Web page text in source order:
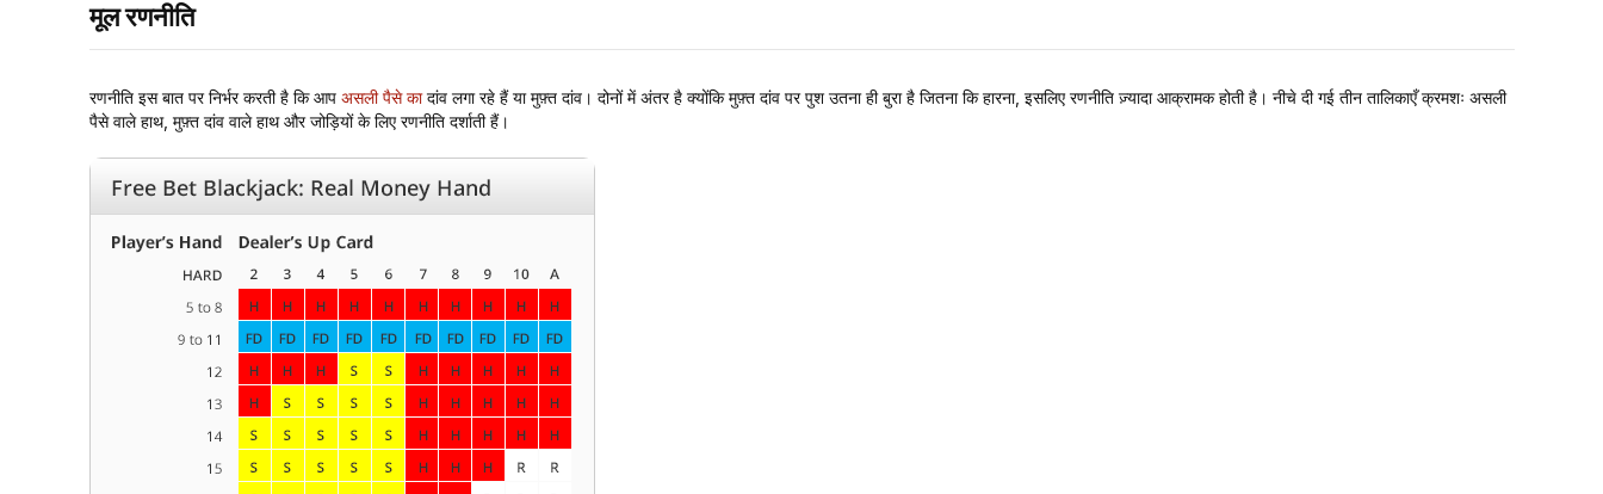
मूल रणनीति
रणनीति इस बात पर निर्भर करती है कि आप असली पैसे कादांव लगा रहे हैं या मुफ़्त दांव। दोनों में अंतर है क्योंकि मुफ़्त दांव पर पुश उतना ही बुरा है जितना कि हारना, इसलिए रणनीति ज़्यादा आक्रामक होती है। नीचे दी गई तीन तालिकाएँ क्रमशः असली
पैसे वाले हाथ, मुफ़्त दांव वाले हाथ और जोड़ियों के लिए रणनीति दर्शाती हैं।